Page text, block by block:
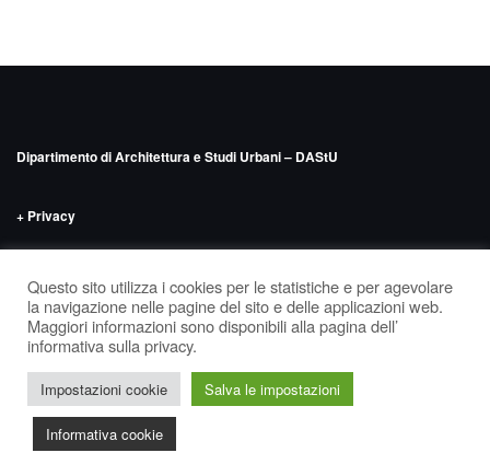
Dipartimento di Architettura e Studi Urbani – DAStU
+ Privacy
‘Nave’, seminterrato
Questo sito utilizza i cookies per le statistiche e per agevolare
la navigazione nelle pagine del sito e delle applicazioni web.
Maggiori informazioni sono disponibili alla pagina dell’
informativa sulla privacy.
Impostazioni cookie Salva le impostazioni
Informativa cookie